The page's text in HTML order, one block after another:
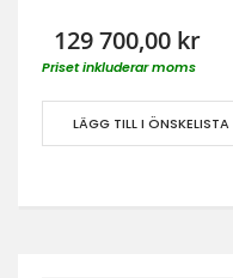
129 700,00 kr
Priset inkluderar moms
LÄGG TILL I ÖNSKELISTA